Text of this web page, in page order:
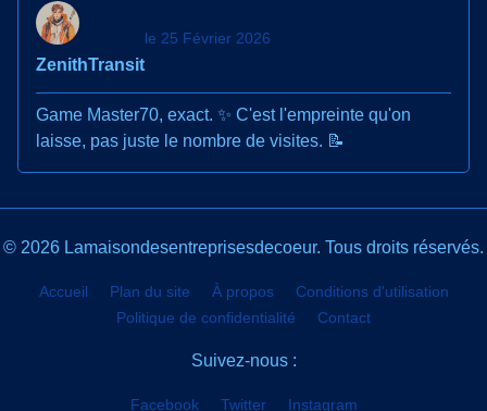
ZenithTransit
le 25 Février 2026
Game Master70, exact. ✨ C'est l'empreinte qu'on
laisse, pas juste le nombre de visites. 📝
© 2026 Lamaisondesentreprisesdecoeur. Tous droits réservés.
Accueil Plan du site À propos
Conditions d'utilisation
Politique de confidentialité
Contact
Suivez-nous :
Facebook Twitter Instagram